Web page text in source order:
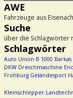
AWE
Fahrzeuge aus
Suche
über die Schlagwörter
Schlagwörter
Auto Union B 1000 Barkas
DKW Dreschmaschine
Frohburg Geländesport
Kleinschlepper